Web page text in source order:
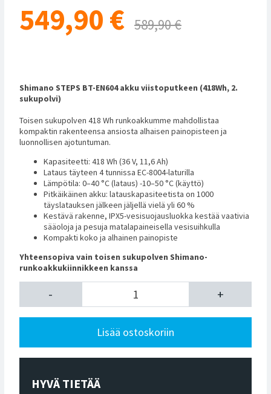
549,90 € 589,90 €
Shimano STEPS BT-EN604 akku viistoputkeen (418Wh, 2.
sukupolvi)
Toisen sukupolven 418 Wh runkoakkumme mahdollistaa
kompaktin rakenteensa ansiosta alhaisen painopisteen ja
luonnollisen ajotuntuman.
Kapasiteetti: 418 Wh (36 V, 11,6 Ah)
Lataus täyteen 4 tunnissa EC-8004-laturilla
Lämpötila: 0–40 °C (lataus) -10–50 °C (käyttö)
Pitkäikäinen akku: latauskapasiteetista on 1000
täyslatauksen jälkeen jäljellä vielä yli 60 %
Kestävä rakenne, IPX5-vesisuojausluokka kestää vaativia
sääoloja ja pesuja matalapaineisella vesisuihkulla
Kompakti koko ja alhainen painopiste
Yhteensopiva vain toisen sukupolven Shimano-
runkoakkukiinnikkeen kanssa
- +
Lisää ostoskoriin
HYVÄ TIETÄÄ